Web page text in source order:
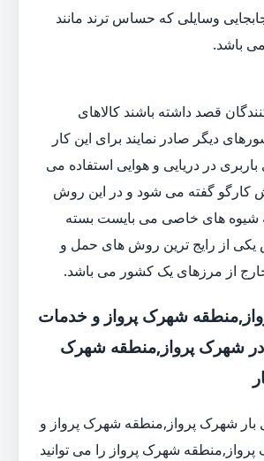
وسایلی که حساس ترند مانند
باشد.
قصد داشته باشند کالاهای
دیگر صادر نمایند برای این کار
در دریایی و هوایی استفاده می
کارگو گفته می شود و در این روش
شیوه های خاصی می بایست بسته
یکی از رایج ترین روش های حمل و
خارج از مرزهای یک کشور می باشد.
شهرک پرواز و خدمات
در شهرک پرواز,منطقه شهرک
بار شهرک پرواز,منطقه شهرک پرواز و
شهرک پرواز را می توانید